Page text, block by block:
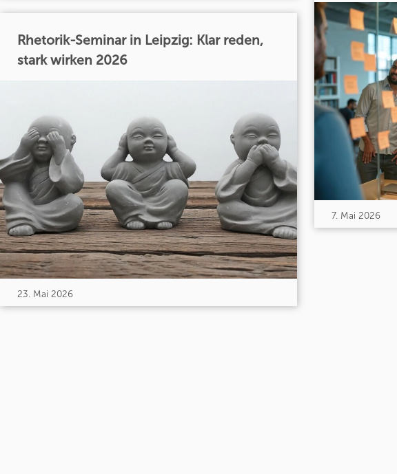
Rhetorik-Seminar in Leipzig: Klar reden,
stark wirken 2026
23. Mai 2026
7. Mai 2026